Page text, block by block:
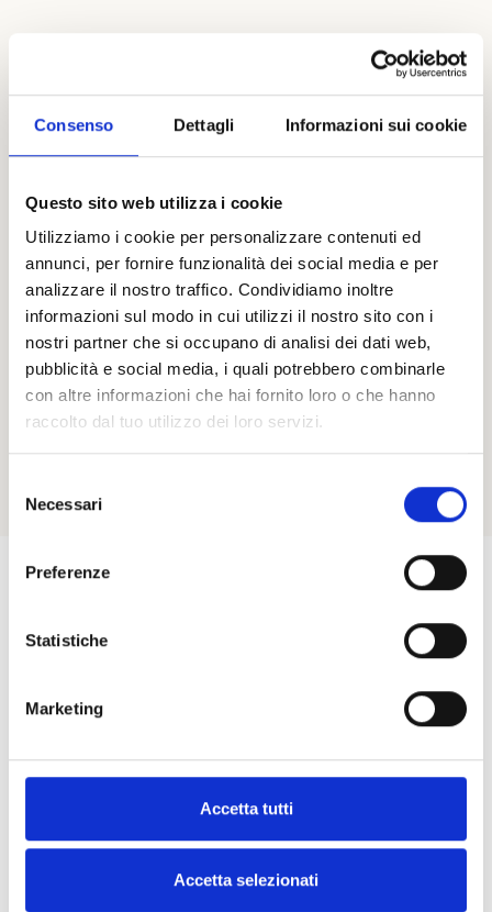
Consenso Dettagli Informazioni sui cookie
Questo sito web utilizza i cookie
Utilizziamo i cookie per personalizzare contenuti ed
annunci, per fornire funzionalità dei social media e per
analizzare il nostro traffico. Condividiamo inoltre
informazioni sul modo in cui utilizzi il nostro sito con i
nostri partner che si occupano di analisi dei dati web,
pubblicità e social media, i quali potrebbero combinarle
con altre informazioni che hai fornito loro o che hanno
raccolto dal tuo utilizzo dei loro servizi.
delNecessari
Preferenze
Statistiche
Marketing
Accetta tutti
Accetta selezionati
Cliccando
Termini di